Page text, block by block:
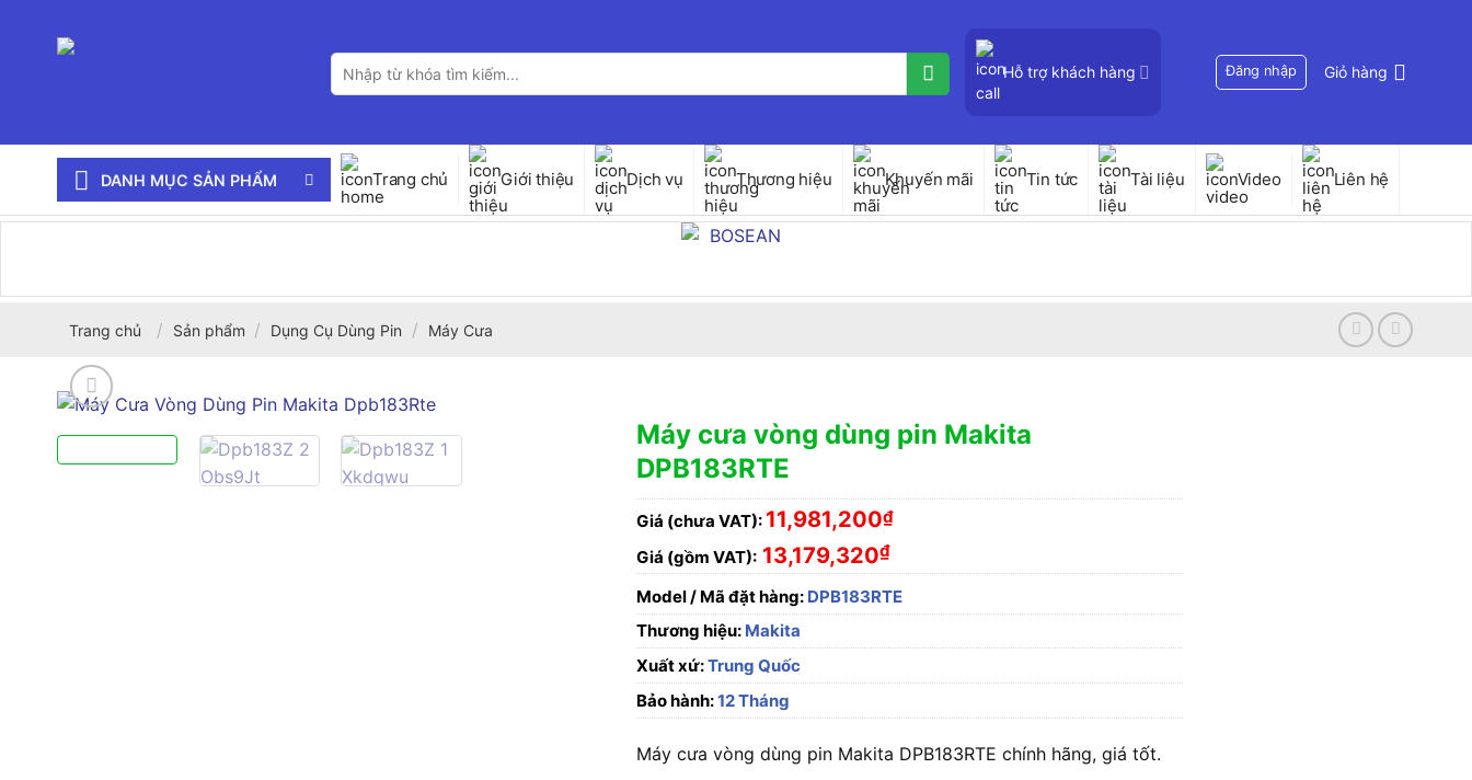
Tìm
kiếm:
Hỗ trợ khách hàng Đăng nhập Giỏ hàng
DANH MỤC SẢN PHẨM Trang chủ Giới thiệu Dịch vụ Thương hiệu Khuyến mãi Tin tức Tài liệu Video Liên hệ
Trang chủ / Sản phẩm / Dụng Cụ Dùng Pin / Máy Cưa
Máy cưa vòng dùng pin Makita
DPB183RTE
Giá (chưa VAT): 11,981,200₫
Giá (gồm VAT): 13,179,320₫
Model / Mã đặt hàng: DPB183RTE
Thương hiệu: Makita
Xuất xứ:Trung Quốc
Bảo hành:12 Tháng
Máy cưa vòng dùng pin Makita DPB183RTE chính hãng, giá tốt.